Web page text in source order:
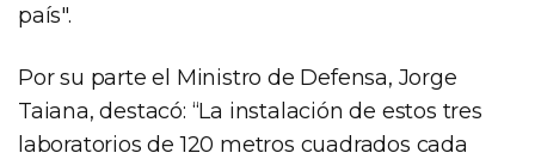
país".
Por su parte el Ministro de Defensa, Jorge
Taiana, destacó: “La instalación de estos tres
laboratorios de 120 metros cuadrados cada